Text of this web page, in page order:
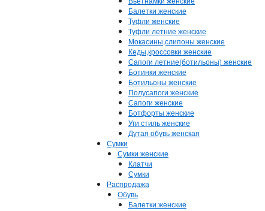
Балетки женские
Туфли женские
Туфли летние женские
Мокасины,слипоны женские
Кеды,кроссовки женские
Сапоги летние(ботильоны) женские
Ботинки женские
Ботильоны женские
Полусапоги женские
Сапоги женские
Ботфорты женские
Уги стиль женские
Дутая обувь женская
Сумки
Сумки женские
Клатчи
Сумки
Распродажа
Обувь
Балетки женские